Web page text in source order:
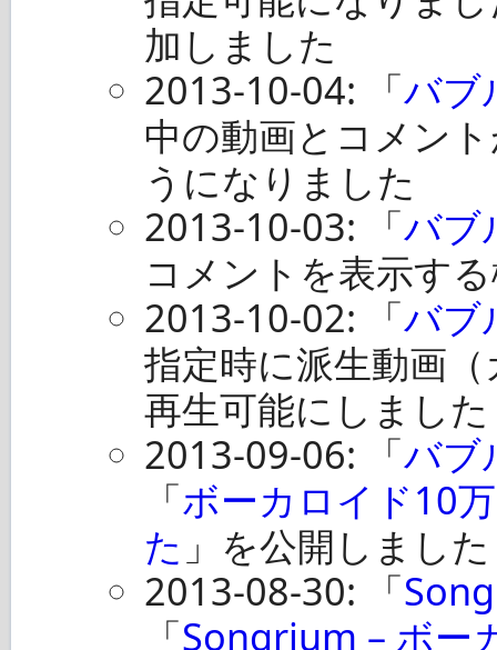
加しました
2013-10-04: 「バブ
中の動画とコメン
うになりました
2013-10-03: 「バブ
コメントを表示す
2013-10-02: 「バブ
指定時に派生動画
再生可能にしました
2013-09-06: 「バブ
「ボーカロイド10
た 」を公開しました
2013-08-30: 「
「Songrium – ボー